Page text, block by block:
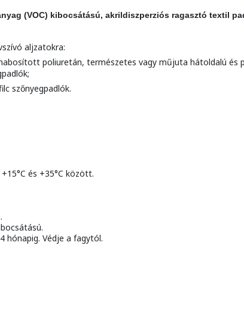
(VOC) kibocsátású, akrildiszperziós ragasztó textil
aljzatokra:
poliuretán, természetes vagy műjuta hátoldalú és
szőnyegpadlók.
és +35°C között.
hónapig. Védje a fagytól.